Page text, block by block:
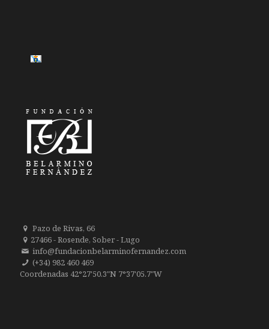
Pazo de Rivas, 66
27466 - Rosende, Sober - Lugo
info@fundacionbelarminofernandez.com
(+34) 982 460 469
Coordenadas 42°27'50.3"N 7°37'05.7"W